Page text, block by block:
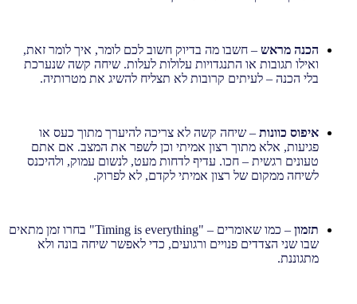
הכנה מראש – חשבו מה בדיוק חשוב לכם לומר, איך לומר זאת,
ואילו תגובות או התנגדויות עלולות לעלות. שיחה קשה שנערכת
בלי הכנה – לעיתים קרובות לא תצליח להשיג את מטרותיה.
איפוס כוונות – שיחה קשה לא צריכה להיערך מתוך כעס או
פגיעות, אלא מתוך רצון אמיתי וכן לשפר את המצב. אם אתם
טעונים רגשית – חכו. עדיף לדחות מעט, לנשום עמוק, ולהיכנס
לשיחה ממקום של רצון אמיתי לקדם, לא לפרוק.
תזמון
– כמו שאומרים – "Timing is everything" בחרו זמן מתאים
שבו שני הצדדים פנויים ורגועים, כדי לאפשר שיחה בונה ולא
מתגוננת.